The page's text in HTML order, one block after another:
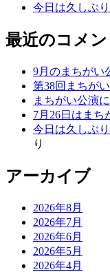
今日は久しぶ
最近のコメン
9月のまちがい
第38回まちが
まちがい公演
7月26日はまち
今日は久しぶ
り
アーカイブ
2026年8月
2026年7月
2026年6月
2026年5月
2026年4月